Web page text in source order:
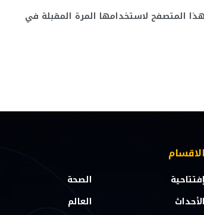
المتصفح لاستخدامها المرة المقبلة في
الاقسام
إفتتاحية
الأحداث
الصحة
العالم